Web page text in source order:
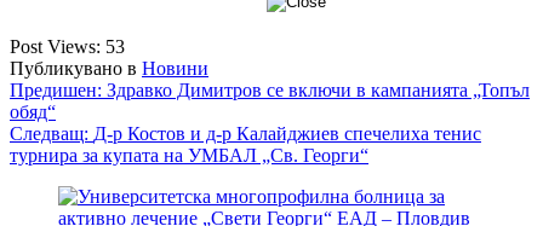
Post Views: 53
Публикувано в Новини
Навигация
Предишен: Здравко Димитров се включи в кампанията „Топъл
обяд“
Следващ: Д-р Костов и д-р Калайджиев спечелиха тенис
турнира за купата на УМБАЛ „Св. Георги“